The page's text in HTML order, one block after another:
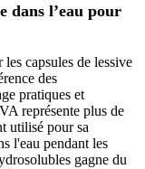
dans l’eau pour
capsules de lessive
des
pratiques et
représente plus de
utilisé pour sa
l'eau pendant les
gagne du